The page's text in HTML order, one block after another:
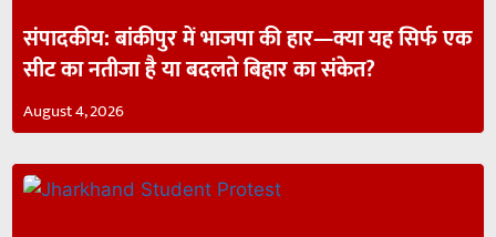
संपादकीय: बांकीपुर में भाजपा की हार—क्या यह सिर्फ एक
सीट का नतीजा है या बदलते बिहार का संकेत?
August 4, 2026